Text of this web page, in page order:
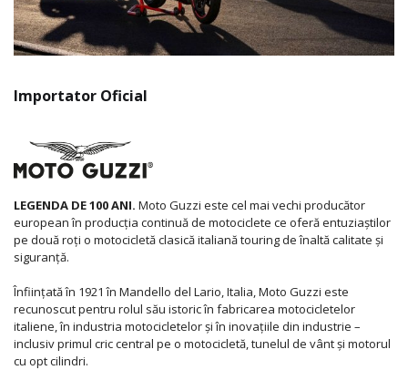
Importator Oficial
LEGENDA DE 100 ANI. Moto Guzzi este cel mai vechi producător
european în producția continuă de motociclete ce oferă entuziaștilor
pe două roți o motocicletă clasică italiană touring de înaltă calitate și
siguranță.
Înființată în 1921 în Mandello del Lario, Italia, Moto Guzzi este
recunoscut pentru rolul său istoric în fabricarea motocicletelor
italiene, în industria motocicletelor și în inovațiile din industrie –
inclusiv primul cric central pe o motocicletă, tunelul de vânt și motorul
cu opt cilindri.